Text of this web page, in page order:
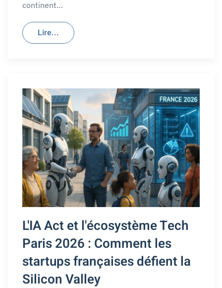
continent…
Lire...
L'IA Act et l'écosystème Tech
Paris 2026 : Comment les
startups françaises défient la
Silicon Valley